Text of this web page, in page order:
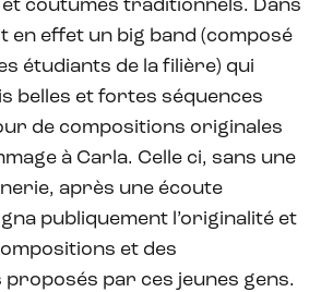
coutumes traditionnels. Dans
en effet un big band (composé
étudiants de la filière) qui
belles et fortes séquences
de compositions originales
à Carla. Celle ci, sans une
après une écoute
publiquement l’originalité et
et des
par ces jeunes gens.